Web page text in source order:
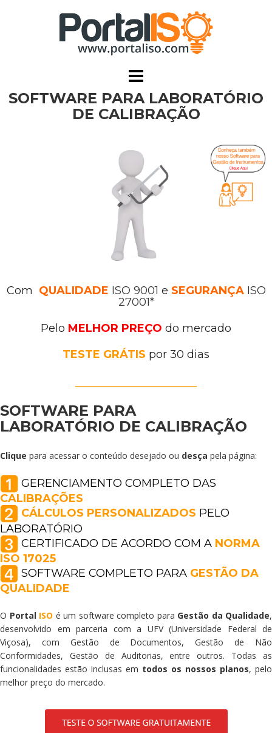
SOFTWARE PARA LABORATÓRIO
DE CALIBRAÇÃO
Com QUALIDADE ISO 9001 e SEGURANÇA ISO
27001*
Pelo MELHOR PREÇO do mercado
TESTE GRÁTIS por 30 dias
SOFTWARE PARA
LABORATÓRIO DE CALIBRAÇÃO
Clique para acessar o conteúdo desejado ou desça pela página:
GERENCIAMENTO COMPLETO DAS
CALIBRAÇÕES
CÁLCULOS PERSONALIZADOS PELO
LABORATÓRIO
CERTIFICADO DE ACORDO COM A NORMA
ISO 17025
SOFTWARE COMPLETO PARA GESTÃO DA
QUALIDADE
O Portal ISO é um software completo para Gestão da Qualidade,
desenvolvido em parceria com a UFV (Universidade Federal de
Viçosa), com Gestão de Documentos, Gestão de Não
Conformidades, Gestão de Auditorias, entre outros. Todas as
funcionalidades estão inclusas em todos os nossos planos, pelo
melhor preço do mercado.